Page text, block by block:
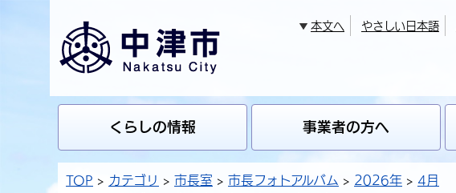
本文へ やさしい日本語
くらしの情報 事業者の方へ
TOP カテゴリ 市長室 市長フォトアルバム 2026年
4月